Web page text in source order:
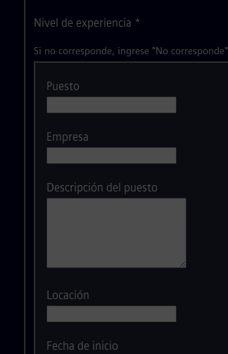
Nivel de experiencia *
Si no corresponde, ingrese "No corresponde"
Puesto
Empresa
Descripción del puesto
Locación
Fecha de inicio